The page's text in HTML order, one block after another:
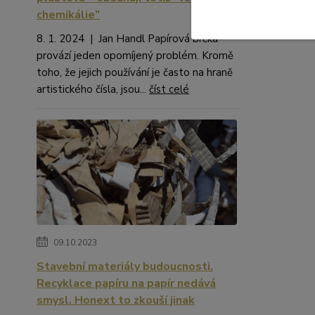
chemikálie”
8. 1. 2024 | Jan Handl Papírová brčka
provází jeden opomíjený problém. Kromě
toho, že jejich používání je často na hraně
artistického čísla, jsou... číst celé
09.10.2023
Stavební materiály budoucnosti.
Recyklace papíru na papír nedává
smysl. Honext to zkouší jinak